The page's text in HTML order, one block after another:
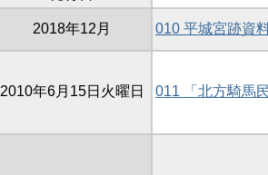
2018年12月 010 平城宮跡資
2010年6月15日火曜日 011 「北方騎馬